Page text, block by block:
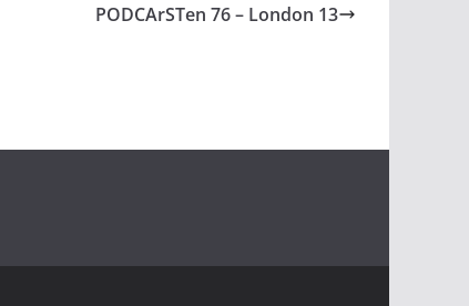
PODCArSTen 76 – London 13